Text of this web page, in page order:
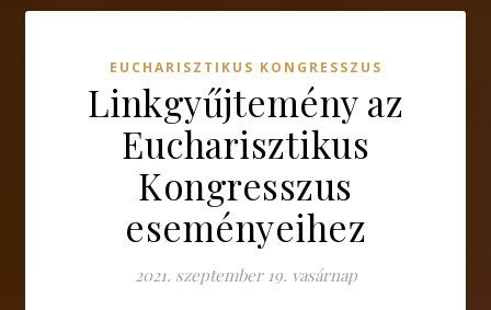
EUCHARISZTIKUS KONGRESSZUS
Linkgyűjtemény az
Eucharisztikus
Kongresszus
eseményeihez
2021. szeptember 19. vasárnap